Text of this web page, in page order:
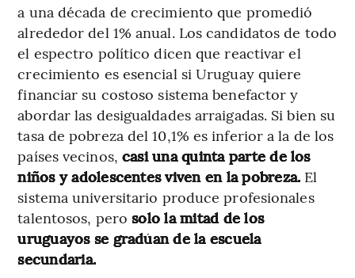
a una década de crecimiento que promedió
alrededor del 1% anual. Los candidatos de todo
el espectro político dicen que reactivar el
crecimiento es esencial si Uruguay quiere
financiar su costoso sistema benefactor y
abordar las desigualdades arraigadas. Si bien su
tasa de pobreza del 10,1% es inferior a la de los
países vecinos, casi una quinta parte de los
niños y adolescentes viven en la pobreza. El
sistema universitario produce profesionales
talentosos, pero solo la mitad de los
uruguayos se gradúan de la escuela
secundaria.